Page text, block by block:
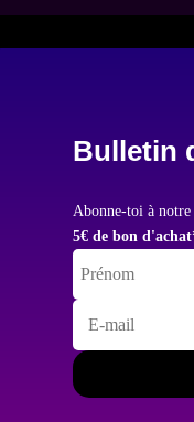
Bulletin
Abonne-toi à
5€ de bon d'achat